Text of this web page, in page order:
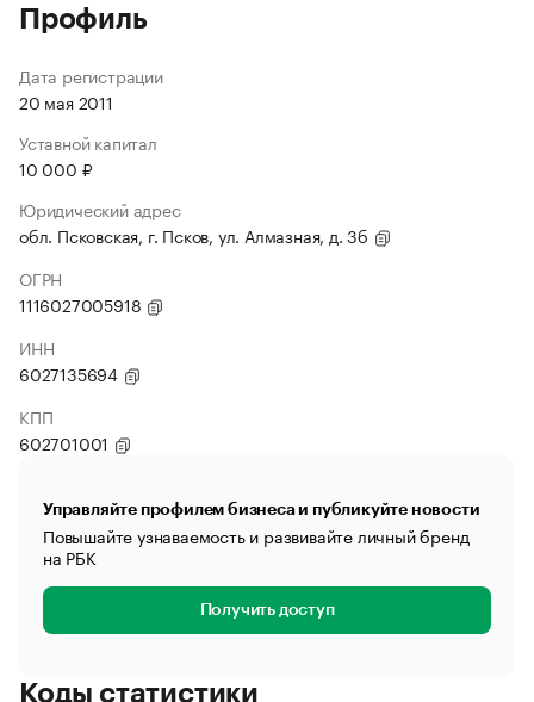
Профиль
Дата регистрации
20 мая 2011
Уставной капитал
10 000 ₽
Юридический адрес
обл. Псковская, г. Псков, ул. Алмазная, д. 3б
ОГРН
1116027005918
ИНН
6027135694
КПП
602701001
Управляйте профилем бизнеса и публикуйте новости
Повышайте узнаваемость и развивайте личный бренд
на РБК
Получить доступ
Коды статистики